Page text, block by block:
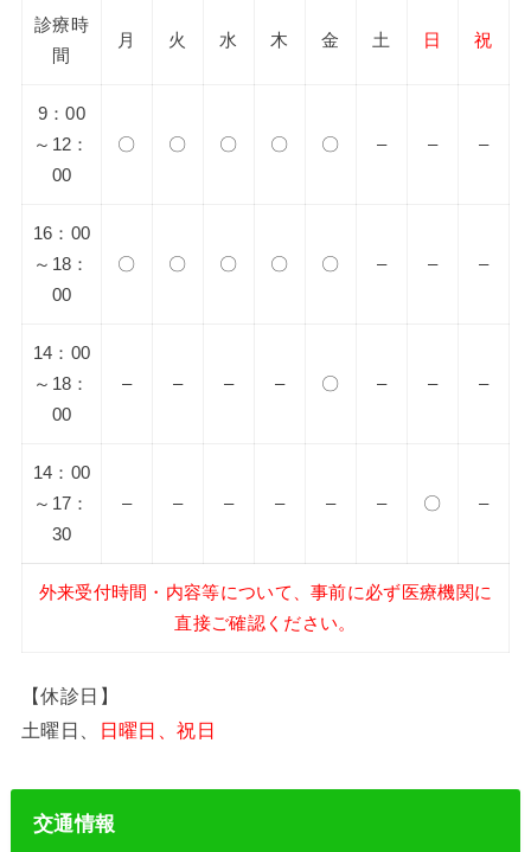
診療時
間
月 火 水 木 金 土 日 祝
9：00
～12：
00
〇 〇 〇 〇 〇 – – –
16：00
～18：
00
〇 〇 〇 〇 〇 – – –
14：00
～18：
00
– – – – 〇 – – –
14：00
～17：
30
– – – – – – 〇 –
外来受付時間・内容等について、事前に必ず医療機関に
直接ご確認ください。
【休診日】
土曜日、
日曜日、祝日
交通情報